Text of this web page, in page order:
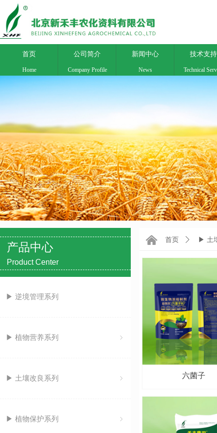
首页 公司简介 新闻中心 技术支持
Home Company Profile News Technical
产品中心
Product Center
▶ 逆境管理系列
ꁇ
▶ 植物营养系列
ꁇ
▶ 土壤改良系列
ꁇ
▶ 植物保护系列
낀 首页 ꄲ ▶ 土
六菌子